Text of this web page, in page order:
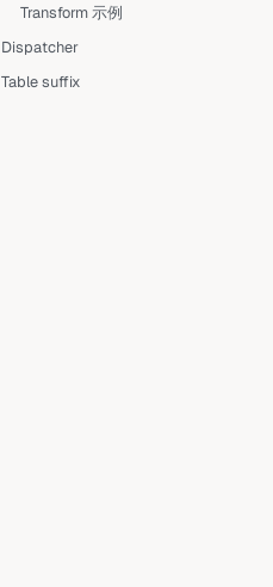
Transform 示例
Dispatcher
Table suffix